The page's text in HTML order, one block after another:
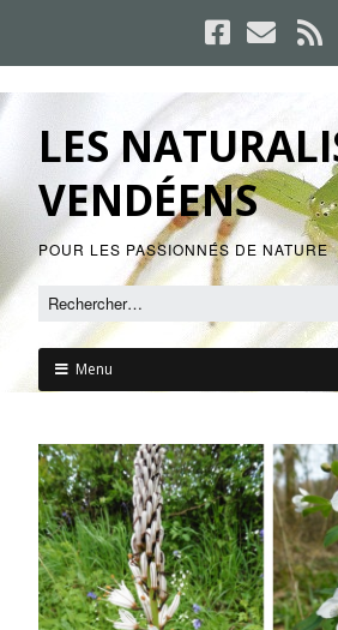
LES
VENDÉENS
POUR LES PASSIONNÉS DE NATURE
Menu